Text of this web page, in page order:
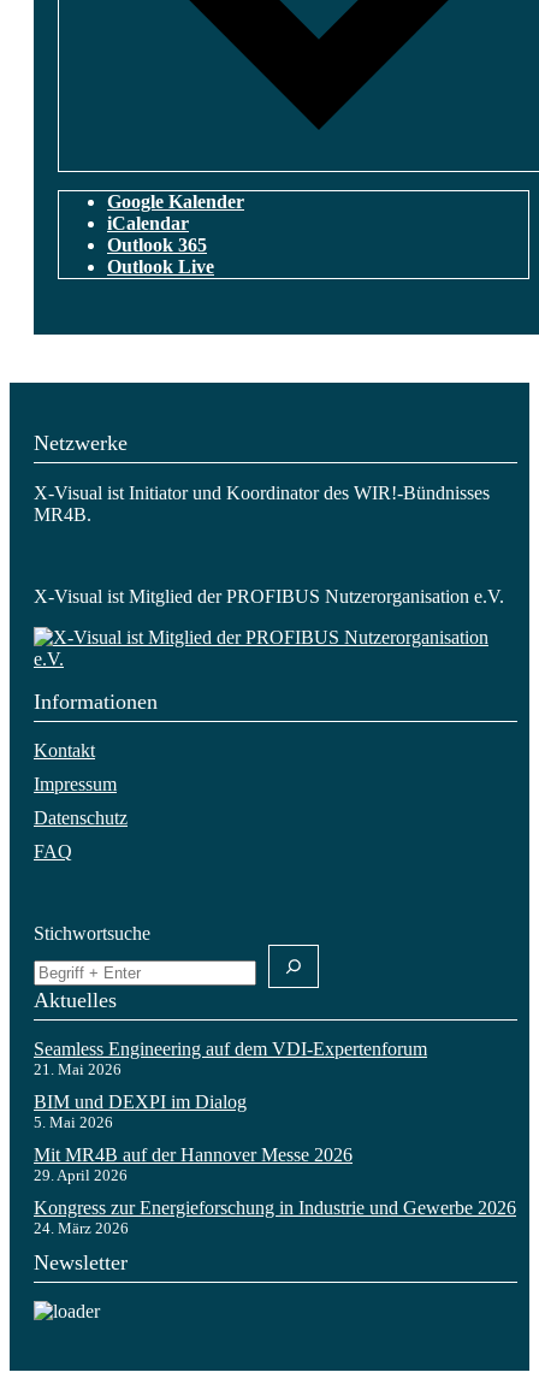
Google Kalender
iCalendar
Outlook 365
Outlook Live
Netzwerke
X-Visual ist Initiator und Koordinator des WIR!-Bündnisses
MR4B.
X-Visual ist Mitglied der PROFIBUS Nutzerorganisation e.V.
Informationen
Kontakt
Impressum
Datenschutz
FAQ
Stichwortsuche
Aktuelles
Seamless Engineering auf dem VDI-Expertenforum
21. Mai 2026
BIM und DEXPI im Dialog
5. Mai 2026
Mit MR4B auf der Hannover Messe 2026
29. April 2026
Kongress zur Energieforschung in Industrie und Gewerbe 2026
24. März 2026
Newsletter